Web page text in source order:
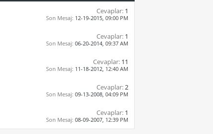
Cevaplar: 1
Son Mesaj: 12-19-2015, 09:00 PM
Cevaplar: 1
Son Mesaj: 06-20-2014, 09:37 AM
Cevaplar: 11
Son Mesaj: 11-18-2012, 12:40 AM
Cevaplar:2
Son Mesaj: 09-13-2008, 04:09 PM
Cevaplar: 1
Son Mesaj: 08-09-2007, 12:39 PM